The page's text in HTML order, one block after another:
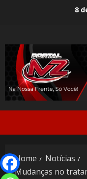
8
Home
Notícias
Mudanças no